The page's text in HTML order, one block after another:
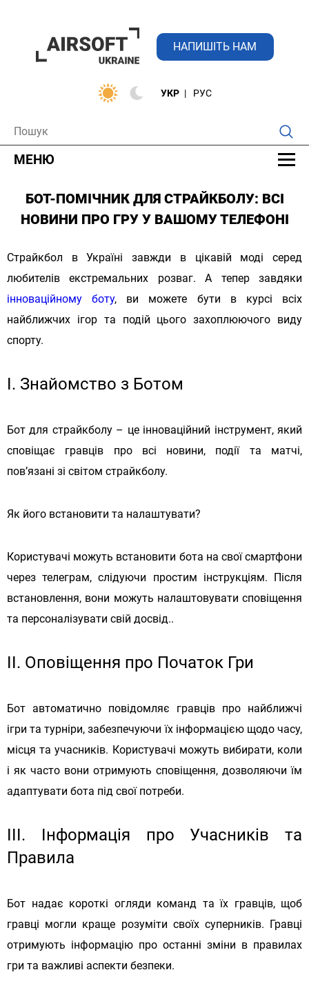
МЕНЮ
НАПИШІТЬ НАМ
УКР РУС
БОТ-ПОМІЧНИК ДЛЯ СТРАЙКБОЛУ: ВСІ
НОВИНИ ПРО ГРУ У ВАШОМУ ТЕЛЕФОНІ
Страйкбол в Україні завжди в цікавій моді серед
любителів екстремальних розваг. А тепер завдяки
інноваційному боту, ви можете бути в курсі всіх
найближчих ігор та подій цього захоплюючого виду
спорту.
I. Знайомство з Ботом
Бот для страйкболу – це інноваційний інструмент, який
сповіщає гравців про всі новини, події та матчі,
пов’язані зі світом страйкболу.
Як його встановити та налаштувати?
Користувачі можуть встановити бота на свої смартфони
через телеграм, слідуючи простим інструкціям. Після
встановлення, вони можуть налаштовувати сповіщення
та персоналізувати свій досвід..
II. Оповіщення про Початок Гри
Бот автоматично повідомляє гравців про найближчі
ігри та турніри, забезпечуючи їх інформацією щодо часу,
місця та учасників. Користувачі можуть вибирати, коли
і як часто вони отримують сповіщення, дозволяючи їм
адаптувати бота під свої потреби.
III. Інформація про Учасників та
Правила
Бот надає короткі огляди команд та їх гравців, щоб
гравці могли краще розуміти своїх суперників. Гравці
отримують інформацію про останні зміни в правилах
гри та важливі аспекти безпеки.